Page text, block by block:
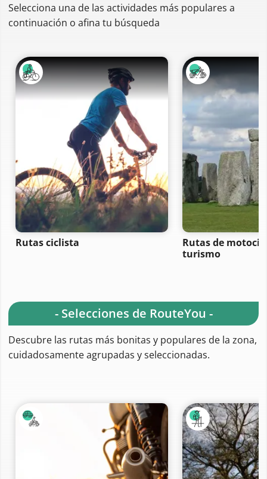
Selecciona una de las actividades más populares a
continuación o afina tu búsqueda
Rutas ciclista
Rutas de
turismo
- Selecciones de RouteYou -
Descubre las rutas más bonitas y populares de la zona,
cuidadosamente agrupadas y seleccionadas.